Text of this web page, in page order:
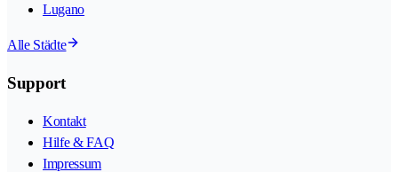
Lugano
Alle Städte
Support
Kontakt
Hilfe & FAQ
Impressum